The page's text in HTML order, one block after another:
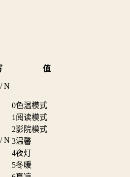
值
N —
N
0色温模式
1 阅读模式
2影院模式
3温馨
4夜灯
5冬暖